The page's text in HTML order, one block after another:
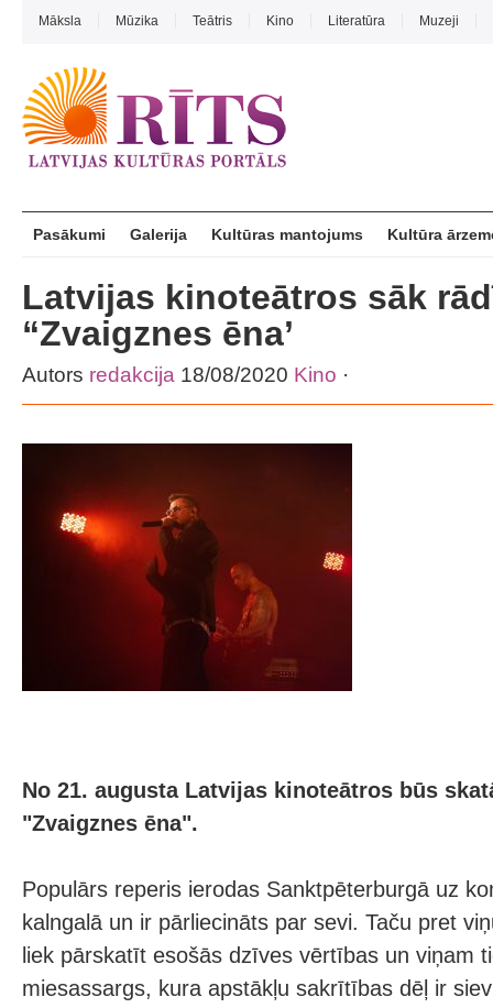
Māksla Mūzika Teātris Kino Literatūra Muzeji
Pasākumi Galerija Kultūras mantojums Kultūra
Latvijas kinoteātros sāk
“Zvaigznes ēna’
Autors redakcija 18/08/2020 Kino ·
No 21. augusta Latvijas kinoteātros būs
"Zvaigznes ēna".
Populārs reperis ierodas Sanktpēterburgā uz
kalngalā un ir pārliecināts par sevi. Taču pret
liek pārskatīt esošās dzīves vērtības un viņam
miesassargs, kura apstākļu sakrītības dēļ ir